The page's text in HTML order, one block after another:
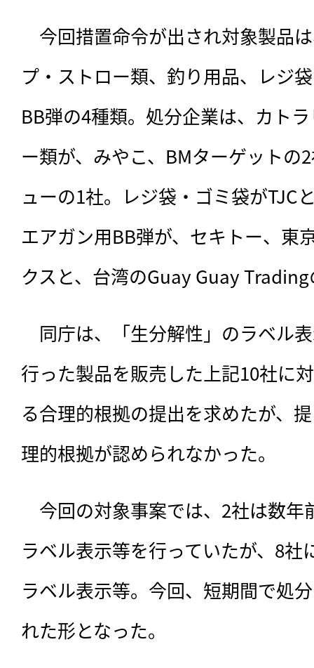
今回措置命令が出され対象製品
プ・ストロー類、釣り用品、レジ
BB弾の4種類。処分企業は、カト
ー類が、みやこ、BMターゲットの
ューの1社。レジ袋・ゴミ袋がTJC
エアガン用BB弾が、セキトー、東
クスと、台湾のGuay Guay
同庁は、「生分解性」のラベル
行った製品を販売した上記10社に
る合理的根拠の提出を求めたが、
理的根拠が認められなかった。
今回の対象事案では、2社は数年
ラベル表示等を行っていたが、8社
ラベル表示等。今回、短期間で処
れた形となった。